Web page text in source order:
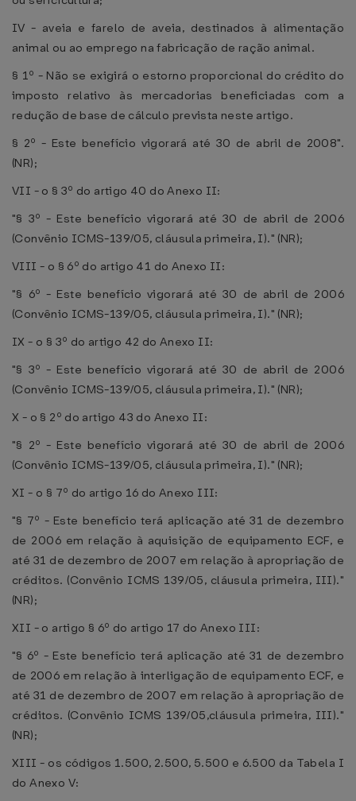
IV - aveia e farelo de aveia, destinados à alimentação
animal ou ao emprego na fabricação de ração animal.
§ 1º - Não se exigirá o estorno proporcional do crédito do
imposto relativo às mercadorias beneficiadas com a
redução de base de cálculo prevista neste artigo.
§ 2º - Este benefício vigorará até 30 de abril de 2008".
(NR);
VII - o § 3º do artigo 40 do Anexo II:
"§ 3º - Este benefício vigorará até 30 de abril de 2006
(Convênio ICMS-139/05, cláusula primeira, I)." (NR);
VIII - o § 6º do artigo 41 do Anexo II:
"§ 6º - Este benefício vigorará até 30 de abril de 2006
(Convênio ICMS-139/05, cláusula primeira, I)." (NR);
IX - o § 3º do artigo 42 do Anexo II:
"§ 3º - Este benefício vigorará até 30 de abril de 2006
(Convênio ICMS-139/05, cláusula primeira, I)." (NR);
X - o § 2º do artigo 43 do Anexo II:
"§ 2º - Este benefício vigorará até 30 de abril de 2006
(Convênio ICMS-139/05, cláusula primeira, I)." (NR);
XI - o § 7º do artigo 16 do Anexo III:
"§ 7º - Este benefício terá aplicação até 31 de dezembro
de 2006 em relação à aquisição de equipamento ECF, e
até 31 de dezembro de 2007 em relação à apropriação de
créditos. (Convênio ICMS 139/05, cláusula primeira, III)."
(NR);
XII - o artigo § 6º do artigo 17 do Anexo III:
"§ 6º - Este benefício terá aplicação até 31 de dezembro
de 2006 em relação à interligação de equipamento ECF, e
até 31 de dezembro de 2007 em relação à apropriação de
créditos. (Convênio ICMS 139/05,cláusula primeira, III)."
(NR);
XIII - os códigos 1.500, 2.500, 5.500 e 6.500 da Tabela I
do Anexo V: